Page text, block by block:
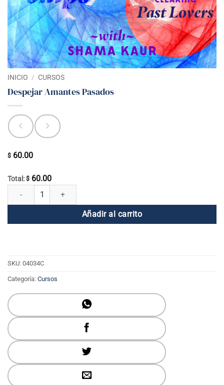
INICIO / CURSOS
Despejar Amantes Pasados
$ 60.00
Total: $ 60.00
Despejar Amantes Pasados cantidad
Añadir al carrito
SKU: 04034C
Categoría: Cursos